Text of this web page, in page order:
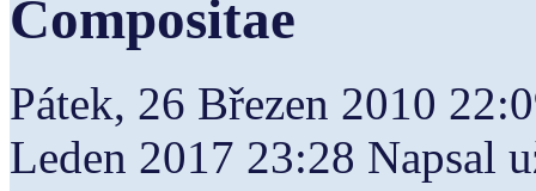
Compositae
Pátek, 26 Březen 2010
Leden 2017 23:28 Napsal